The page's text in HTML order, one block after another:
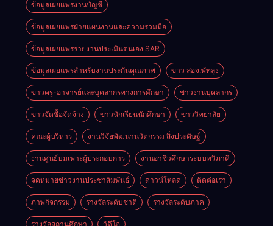
อาชีวศึกษาใน
การเป็นผู้
ประกอบการ
ประจำปีการ
ศึกษา 2569
เทคโนโลยี
ธุรกิจดิจิทัล
ข้อมูลเผยแพร่งานบัญชี
ข้อมูลเผยแพร่ฝ่ายแผนงานและความร่วมมือ
ข้อมูลเผยแพร่รายงานประเมินตนเอง SAR
ข้อมูลเผยแพร่สำหรับงานประกันคุณภาพ ข่าว สอจ.พัทลุง
ข่าวครู-อาจารย์และบุคลากรทางการศึกษา ข่าวงานบุคลากร
ข่าวจัดซื้อจัดจ้าง ข่าวนักเรียนนักศึกษา ข่าววิทยาลัย
คณะผู้บริหาร งานวิจัยพัฒนานวัตกรรม สิ่งประดิษฐ์
งานศูนย์บ่มเพาะผู้ประกอบการ งานอาชีวศึกษาระบบทวิภาคี
จดหมายข่าวงานประชาสัมพันธ์ ดาวน์โหลด ติดต่อเรา
ภาพกิจกรรม รางวัลระดับชาติ รางวัลระดับภาค
รางวัลสถานศึกษา วิดีโอ